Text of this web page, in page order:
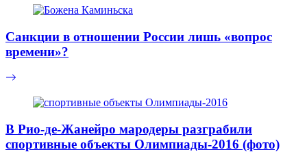
Санкции в отношении России лишь «вопрос
времени»?
В Рио-де-Жанейро мародеры разграбили
спортивные объекты Олимпиады-2016 (фото)